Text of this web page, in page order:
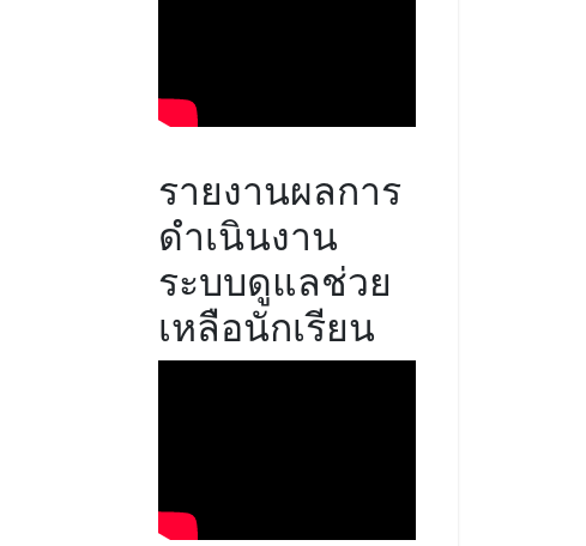
รายงานผลการ
ดำเนินงาน
ระบบดูแลช่วย
เหลือนักเรียน